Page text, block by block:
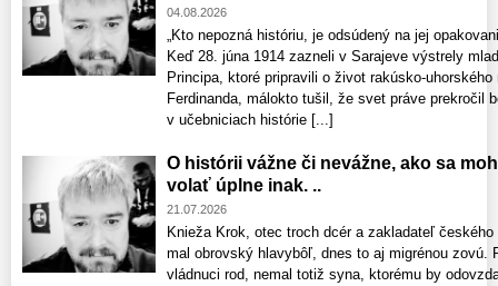
04.08.2026
„Kto nepozná históriu, je odsúdený na jej
Keď 28. júna 1914 zazneli v Sarajeve výstrely
Principa, ktoré pripravili o život rakúsko-
Ferdinanda, málokto tušil, že svet práve prekročil
v učebniciach histórie [...]
O histórii vážne či nevážne, ako sa
volať úplne inak. ..
21.07.2026
Knieža Krok, otec troch dcér a zakladateľ
mal obrovský hlavybôľ, dnes to aj migrénou zovú.
vládnuci rod, nemal totiž syna, ktorému by